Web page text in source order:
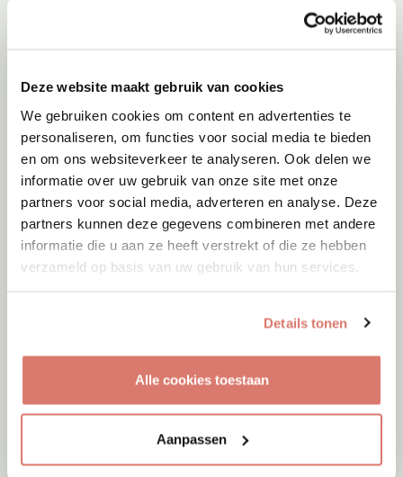
Deze website maakt gebruik van cookies
We gebruiken cookies om content en advertenties te
personaliseren, om functies voor social media te bieden
en om ons websiteverkeer te analyseren. Ook delen we
informatie over uw gebruik van onze site met onze
partners voor social media, adverteren en analyse. Deze
partners kunnen deze gegevens combineren met andere
informatie die u aan ze heeft verstrekt of die ze hebben
verzameld op basis van uw gebruik van hun services.
Details tonen
Alle cookies toestaan
Aanpassen
Adoptie 07-08-2026
Bambi
Amersfoort